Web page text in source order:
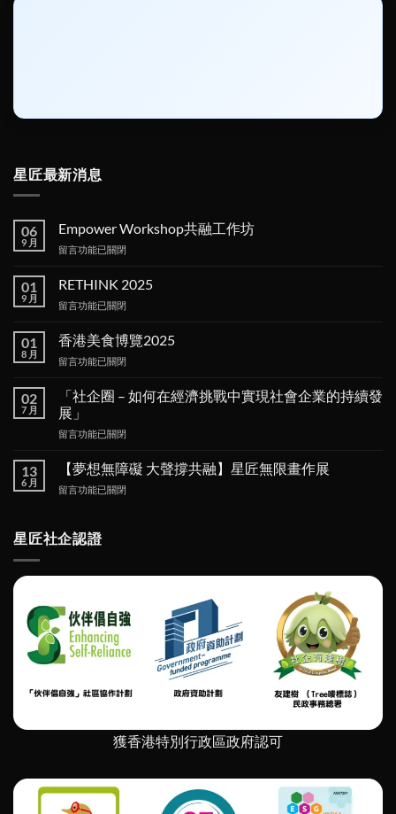
星匠最新消息
06
9 月
Empower Workshop共融工作坊
在
Workshop
融
作
中
留言功能已關閉
01
9 月
RETHINK 2025
在
2025〉
中
留言功能已關閉
01
8 月
香港美食博覽2025
在
港
美
食
博
2025〉
留言功能已關閉
02
7 月
「社企圈 – 如何在經濟挑戰中實現社會企業的持續發
展」
在
圈 –
如
經
實
現
社
會
業
中
留言功能已關閉
13
6 月
【夢想無障礙 大聲撐共融】星匠無限畫作展
在
無
障
大
撐
融】
星
限
作
留言功能已關閉
星匠社企認證
獲香港特別行政區政府認可